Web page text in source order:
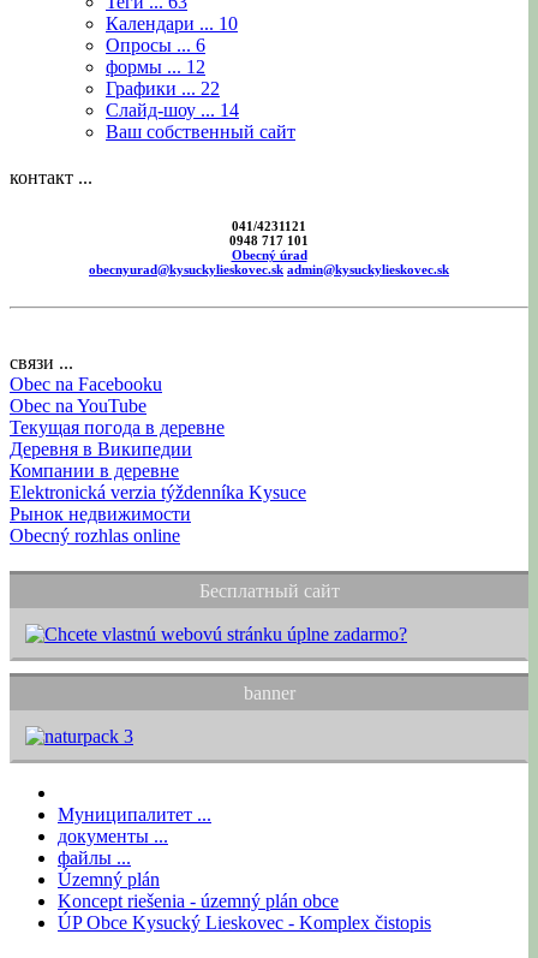
Календари ... 10
Опросы ... 6
формы ... 12
Графики ... 22
Слайд-шоу ... 14
Ваш собственный сайт
контакт ...
041/4231121
0948 717 101
Obecný úrad
obecnyurad@kysuckylieskovec.sk admin@kysuckylieskovec.sk
связи ...
Obec na Facebooku
Obec na YouTube
Текущая погода в деревне
Деревня в Википедии
Компании в деревне
Elektronická verzia týždenníka Kysuce
Рынок недвижимости
Obecný rozhlas online
Бесплатный сайт
banner
Муниципалитет ...
документы ...
файлы ...
Územný plán
Koncept riešenia - územný plán obce
ÚP Obce Kysucký Lieskovec - Komplex čistopis